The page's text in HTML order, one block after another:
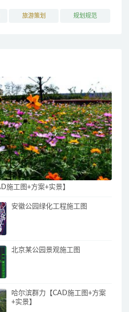
旅游策划 规划规范
施工图+方案+实景】
安徽公园绿化工程施工图
北京某公园景观施工图
哈尔滨群力【CAD施工图+方案
+实景】